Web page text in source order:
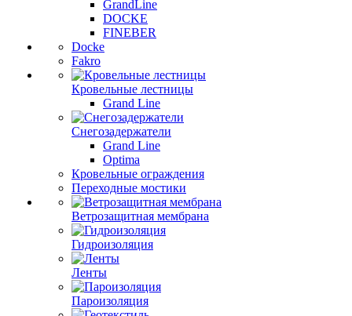
GrandLine
DOCKE
FINEBER
Docke
Fakro
Кровельные лестницы
Grand Line
Снегозадержатели
Grand Line
Optima
Кровельные ограждения
Переходные мостики
Ветрозащитная мембрана
Гидроизоляция
Ленты
Пароизоляция